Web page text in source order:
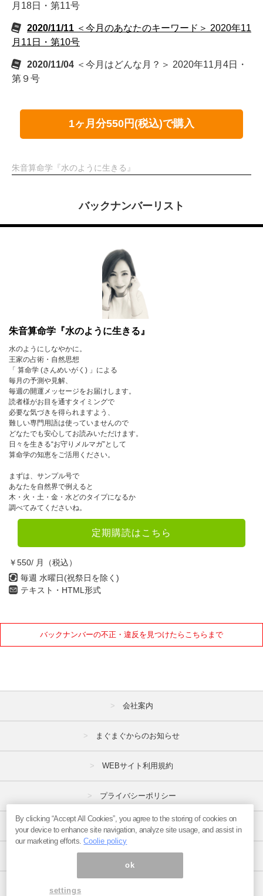
月18日・第11号
2020/11/11 ＜今月のあなたのキーワード＞ 2020年11
月11日・第10号
2020/11/04 ＜今月はどんな月？＞ 2020年11月4日・
第９号
1ヶ月分550円(税込)で購入
朱音算命学『水のように生きる』
バックナンバーリスト
朱音算命学『水のように生きる』
水のようにしなやかに。
王家の占術・自然思想
「 算命学 (さんめいがく) 」による
毎月の予測や見解、
毎週の開運メッセージをお届けします。
読者様がお目を通すタイミングで
必要な気づきを得られますよう、
難しい専門用語は使っていませんので
どなたでも安心してお読みいただけます。
日々を生きる“お守りメルマガ”として
算命学の知恵をご活用ください。
まずは、サンプル号で
あなたを自然界で例えると
木・火・土・金・水どのタイプになるか
調べてみてくださいね。
定期購読はこちら
￥550/ 月（税込）
毎週 水曜日(祝祭日を除く)
テキスト・HTML形式
バックナンバーの不正・違反を見つけたらこちらまで
会社案内
まぐまぐからのお知らせ
WEBサイト利用規約
プライバシーポリシー
特定商取引法
ページ内の商標は全て商標権者に属します。
By clicking “Accept All Cookies”, you agree to the storing of cookies on
your device to enhance site navigation, analyze site usage, and assist in
our marketing efforts.Coolie policy
ok
settings